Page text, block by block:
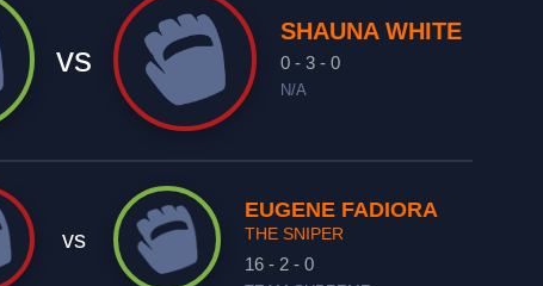
vs
SHAUNA WHITE
0 - 3 - 0
N/A
vs
EUGENE FADIORA
THE SNIPER
16 - 2 - 0